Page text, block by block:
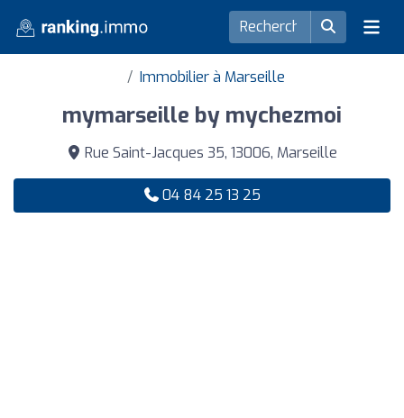
Immobilier à Marseille
mymarseille by mychezmoi
Rue Saint-Jacques 35, 13006, Marseille
04 84 25 13 25